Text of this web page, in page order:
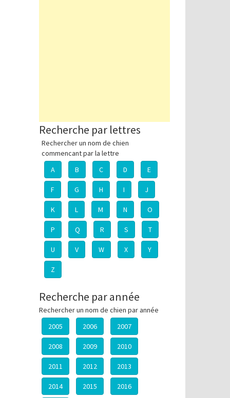
Recherche par lettres
Rechercher un nom de chien
commencant par la lettre
A
B C D E
F G H I J
K L M N O
P Q R S T
U V W X Y
Z
Recherche par année
Rechercher un nom de chien par année
2005
2006 2007
2008 2009 2010
2011 2012 2013
2014 2015 2016